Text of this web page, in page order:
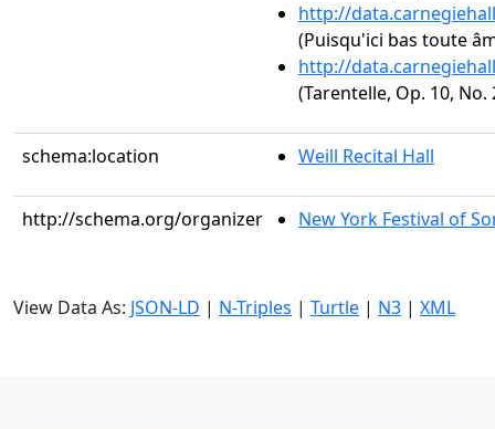
http://
(Puisqu'ici bas toute
http://
(Tarentelle, Op. 10, No.
schema:location Weill Recital Hall
http://schema.org/organizer New York Festival of
View Data As: JSON-LD | N-Triples | Turtle | N3 | XML